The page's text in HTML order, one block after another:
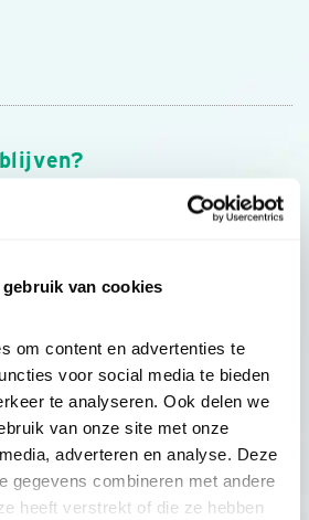
van cookies
om content en advertenties te
voor social media te bieden
te analyseren. Ook delen we
van onze site met onze
adverteren en analyse. Deze
gegevens combineren met andere
heeft verstrekt of die ze hebben
nieuws, inspiratie, acties en tips
van Vogelbescherming.